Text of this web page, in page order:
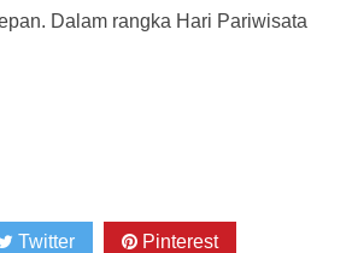
Dalam rangka Hari Pariwisata
Twitter Pinterest